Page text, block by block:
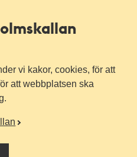
vi kakor, cookies, för att
att webbplatsen ska